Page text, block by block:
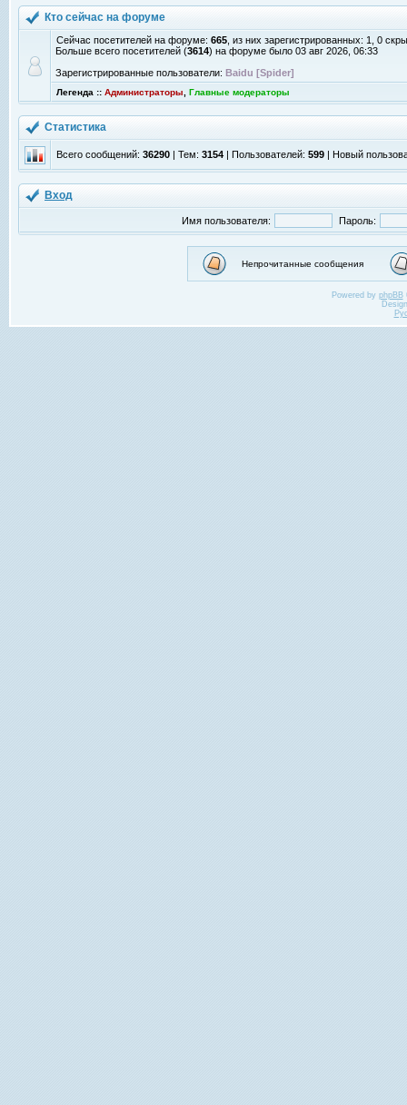
Кто сейчас на форуме
Сейчас посетителей на форуме: 665 , из них зарегистрированных: 1, 0
Больше всего посетителей (3614) на форуме было 03 авг 2026, 06:33
Зарегистрированные пользователи: Baidu [Spider]
Легенда :: Администраторы Главные модераторы
Статистика
Всего сообщений: 36290 | Тем: 3154 | Пользователей: 599 | Новый
Вход
Имя пользователя: Пароль:
Непрочитанные сообщения
Powered by phpBB